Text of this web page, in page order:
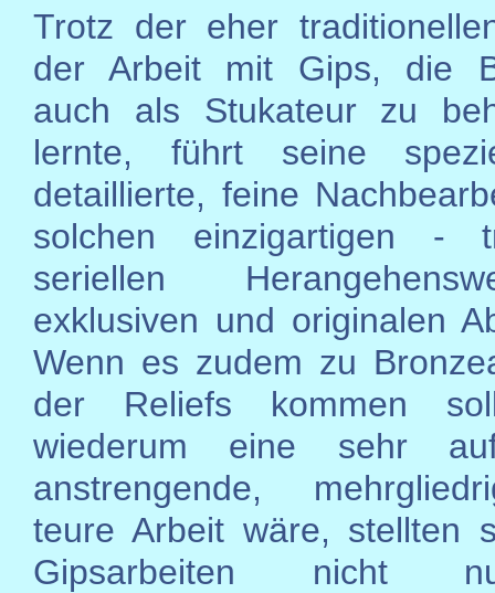
Trotz der eher
der Arbeit mit Gips, die
auch als Stukateur zu
lernte, führt seine
detaillierte, feine
solchen einzigartigen -
seriellen
exklusiven und originalen
Wenn es zudem zu
der Reliefs kommen
wiederum eine sehr
anstrengende,
teure Arbeit wäre, stellten
Gipsarbeiten nicht